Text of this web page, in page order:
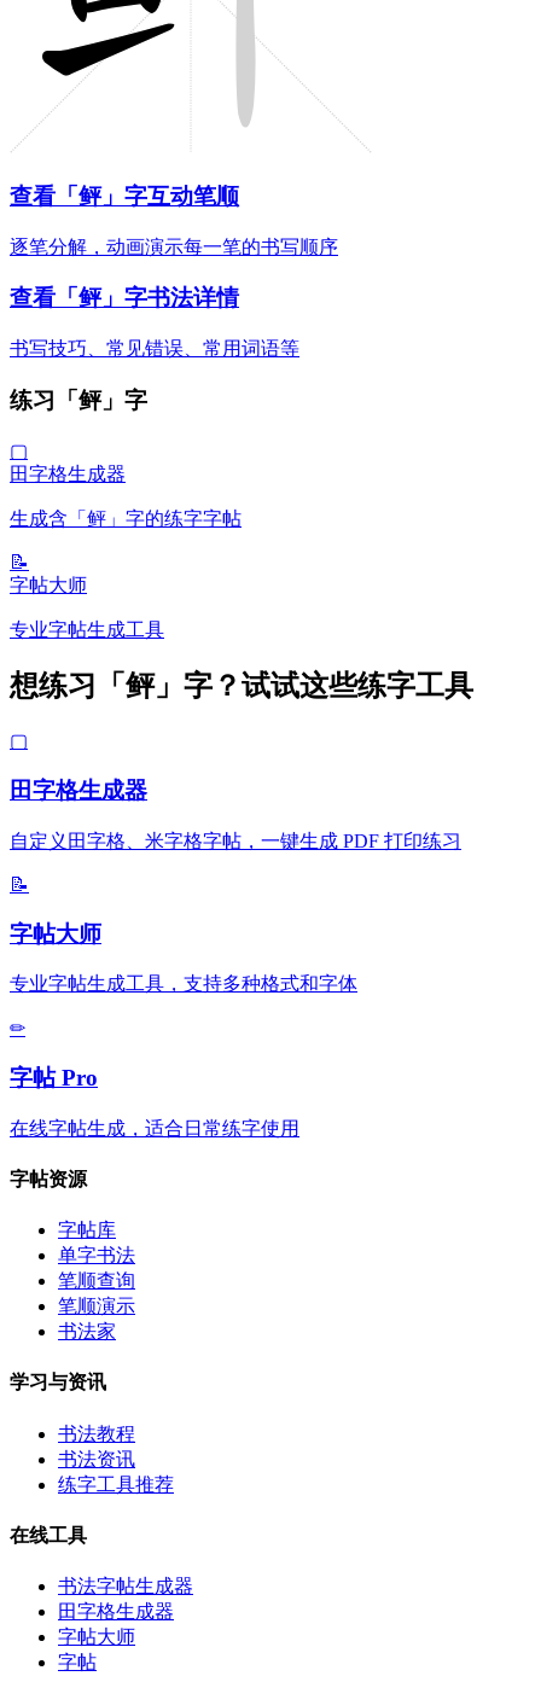
查看「鲆」字互动笔顺
逐笔分解，动画演示每一笔的书写顺序
查看「鲆」字书法详情
书写技巧、常见错误、常用词语等
练习「鲆」字
▢
田字格生成器
生成含「鲆」字的练字字帖
📝
字帖大师
专业字帖生成工具
想练习「鲆」字？试试这些练字工具
▢
田字格生成器
自定义田字格、米字格字帖，一键生成 PDF 打印练习
📝
字帖大师
专业字帖生成工具，支持多种格式和字体
✏
字帖 Pro
在线字帖生成，适合日常练字使用
字帖资源
字帖库
单字书法
笔顺查询
笔顺演示
书法家
学习与资讯
书法教程
书法资讯
练字工具推荐
在线工具
书法字帖生成器
田字格生成器
字帖大师
字帖